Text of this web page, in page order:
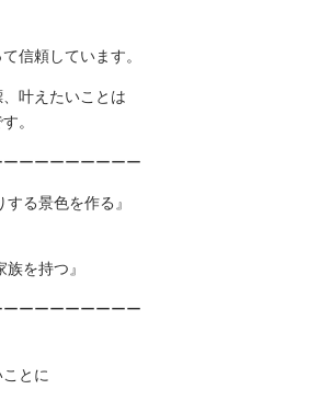
信頼しています。
叶えたいことは
。
ーーーーーーーー
る景色を作る』
を持つ』
ーーーーーーーー
とに